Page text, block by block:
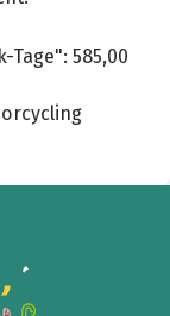
585,00